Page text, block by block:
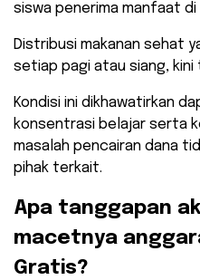
siswa penerima manfaat di
Distribusi makanan sehat
setiap pagi atau siang, kini
Kondisi ini dikhawatirkan
konsentrasi belajar serta
masalah pencairan dana
pihak terkait.
​Apa tanggapan
macetnya
Gratis?